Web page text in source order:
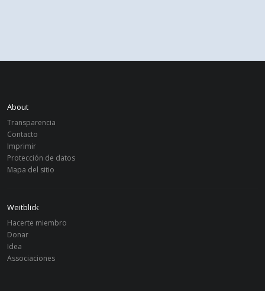
About
Transparencia
Contacto
Imprimir
Protección de datos
Mapa del sitio
Weitblick
Hacerte miembro
Donar
Idea
Associaciones